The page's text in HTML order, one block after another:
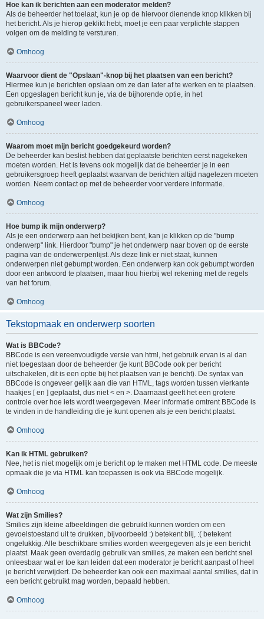
Hoe kan ik berichten aan een moderator melden?
Als de beheerder het toelaat, kun je op de hiervoor dienende knop klikken bij
het bericht. Als je hierop geklikt hebt, moet je een paar verplichte stappen
volgen om de melding te versturen.
Omhoog
Waarvoor dient de "Opslaan"-knop bij het plaatsen van een bericht?
Hiermee kun je berichten opslaan om ze dan later af te werken en te plaatsen.
Een opgeslagen bericht kun je, via de bijhorende optie, in het
gebruikerspaneel weer laden.
Omhoog
Waarom moet mijn bericht goedgekeurd worden?
De beheerder kan beslist hebben dat geplaatste berichten eerst nagekeken
moeten worden. Het is tevens ook mogelijk dat de beheerder je in een
gebruikersgroep heeft geplaatst waarvan de berichten altijd nagelezen moeten
worden. Neem contact op met de beheerder voor verdere informatie.
Omhoog
Hoe bump ik mijn onderwerp?
Als je een onderwerp aan het bekijken bent, kan je klikken op de "bump
onderwerp" link. Hierdoor "bump" je het onderwerp naar boven op de eerste
pagina van de onderwerpenlijst. Als deze link er niet staat, kunnen
onderwerpen niet gebumpt worden. Een onderwerp kan ook gebumpt worden
door een antwoord te plaatsen, maar hou hierbij wel rekening met de regels
van het forum.
Omhoog
Tekstopmaak en onderwerp soorten
Wat is BBCode?
BBCode is een vereenvoudigde versie van html, het gebruik ervan is al dan
niet toegestaan door de beheerder (je kunt BBCode ook per bericht
uitschakelen, dit is een optie bij het plaatsen van je bericht). De syntax van
BBCode is ongeveer gelijk aan die van HTML, tags worden tussen vierkante
haakjes [ en ] geplaatst, dus niet < en >. Daarnaast geeft het een grotere
controle over hoe iets wordt weergegeven. Meer informatie omtrent BBCode is
te vinden in de handleiding die je kunt openen als je een bericht plaatst.
Omhoog
Kan ik HTML gebruiken?
Nee, het is niet mogelijk om je bericht op te maken met HTML code. De meeste
opmaak die je via HTML kan toepassen is ook via BBCode mogelijk.
Omhoog
Wat zijn Smilies?
Smilies zijn kleine afbeeldingen die gebruikt kunnen worden om een
gevoelstoestand uit te drukken, bijvoorbeeld :) betekent blij, :( betekent
ongelukkig. Alle beschikbare smilies worden weergegeven als je een bericht
plaatst. Maak geen overdadig gebruik van smilies, ze maken een bericht snel
onleesbaar wat er toe kan leiden dat een moderator je bericht aanpast of heel
je bericht verwijdert. De beheerder kan ook een maximaal aantal smilies, dat in
een bericht gebruikt mag worden, bepaald hebben.
Omhoog